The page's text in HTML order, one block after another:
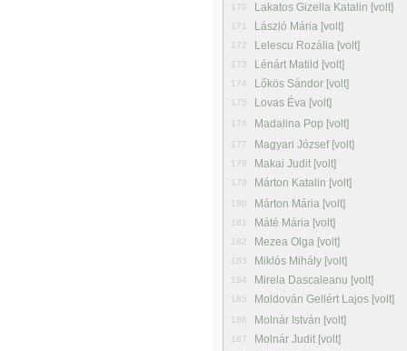
170 Lakatos Gizella Katalin [volt]
171 László Mária [volt]
172 Lelescu Rozália [volt]
173 Lénárt Matild [volt]
174 Lőkös Sándor [volt]
175 Lovas Éva [volt]
176 Madalina Pop [volt]
177 Magyari József [volt]
178 Makai Judit [volt]
179 Márton Katalin [volt]
180 Márton Mária [volt]
181 Máté Mária [volt]
182 Mezea Olga [volt]
183 Miklós Mihály [volt]
184 Mirela Dascaleanu [volt]
185 Moldován Gellért Lajos [volt]
186 Molnár István [volt]
187 Molnár Judit [volt]